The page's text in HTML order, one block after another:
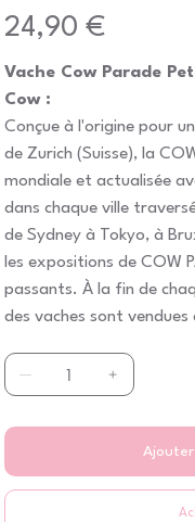
Prix
24,90 €
Vache Cow Parade
Cow :
Conçue à l'origine pour
de Zurich (Suisse), la
mondiale et actualisée
dans chaque ville
de Sydney à Tokyo, à
les expositions de COW
passants. À la fin de
des vaches sont